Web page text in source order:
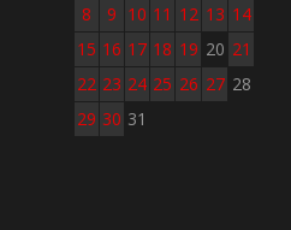
8
9 10 11 12 13 14
15 16 17 18 19 20 21
22 23 24 25 26 27 28
29 30 31